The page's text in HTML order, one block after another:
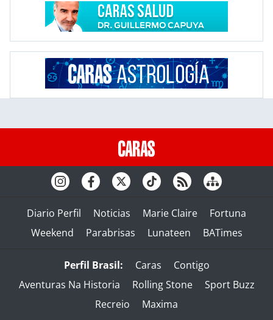
Diario Perfil Noticias Marie Claire
Fortuna
Weekend
Parabrisas Lunateen BATimes
Perfil Brasil: Caras
Contigo
Aventuras Na Historia
Rolling Stone
Sport Buzz
Recreio
Maxima